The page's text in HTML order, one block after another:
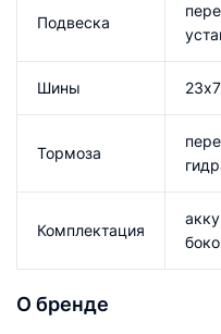
Подвеска
Шины
Тормоза
Комплектация
О бренде